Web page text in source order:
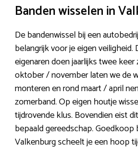
Banden wisselen in
De bandenwissel bij een
belangrijk voor je eigen
eigenaren doen jaarlijks twee keer
oktober / november laten we de
monteren en rond maart / april
zomerband. Op eigen houtje
tijdrovende klus. Bovendien eist
bepaald gereedschap. Goedkoop
Valkenburg scheelt je een hoop